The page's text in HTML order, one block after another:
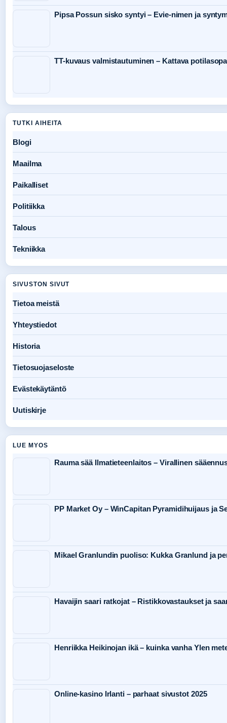
Pipsa Possun sisko syntyi – Evie-nimen ja
TT-kuvaus valmistautuminen – Kattava
TUTKI AIHEITA
Blogi
Maailma
Paikalliset
Politiikka
Talous
Tekniikka
SIVUSTON SIVUT
Tietoa meistä
Yhteystiedot
Historia
Tietosuojaseloste
Evästekäytäntö
Uutiskirje
LUE MYOS
Rauma sää Ilmatieteenlaitos – Virallinen
PP Market Oy – WinCapitan Pyramidihuijaus ja
Mikael Granlundin puoliso: Kukka Granlund ja
Havaijin saari ratkojat – Ristikkovastaukset ja
Henriikka Heikinojan ikä – kuinka vanha Ylen
Online-kasino Irlanti – parhaat sivustot 2025